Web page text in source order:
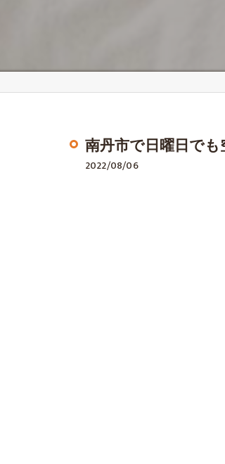
南丹市で日曜日で
2022/08/06